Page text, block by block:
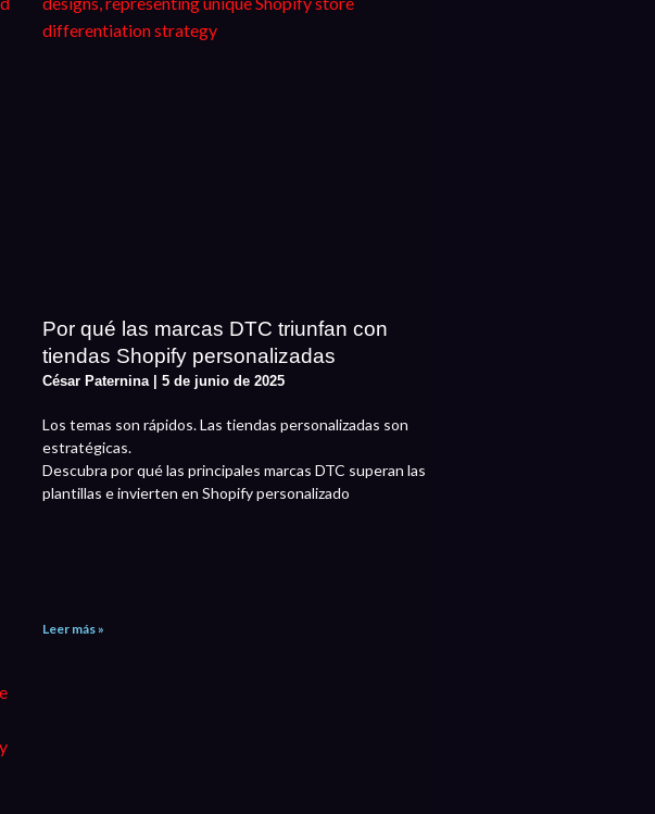
Por qué las marcas DTC triunfan con
tiendas Shopify personalizadas
César Paternina 5 de junio de 2025
Los temas son rápidos. Las tiendas personalizadas son
estratégicas.
Descubra por qué las principales marcas DTC superan las
plantillas e invierten en Shopify personalizado
Leer más »